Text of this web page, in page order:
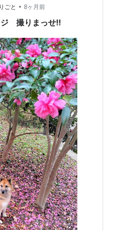
難易度が高いようです。 裏
、袖ぐりはけっこう大きい
ごと • 8ヶ月前
撮りまっせ!!